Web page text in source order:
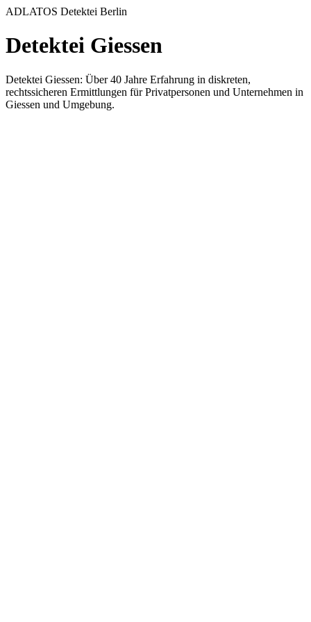
ADLATOS Detektei Berlin
Detektei Giessen
Detektei Giessen: Über 40 Jahre Erfahrung in diskreten,
rechtssicheren Ermittlungen für Privatpersonen und Unternehmen in
Giessen und Umgebung.